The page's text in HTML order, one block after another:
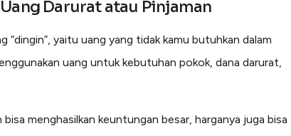
Darurat atau Pinjaman
“dingin”, yaitu uang yang tidak kamu butuhkan dalam
uang untuk kebutuhan pokok, dana darurat,
menghasilkan keuntungan besar, harganya juga bisa